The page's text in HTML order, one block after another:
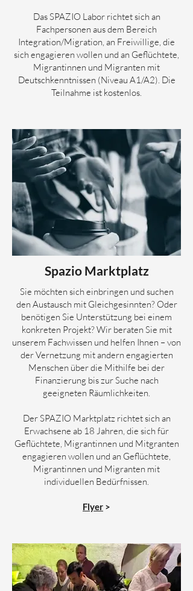
Das SPAZIO Labor richtet sich an
Fachpersonen aus dem Bereich
Integration/Migration, an Freiwillige, die
sich engagieren wollen und an Geflüchtete,
Migrantinnen und Migranten mit
Deutschkenntnissen (Niveau A1/A2). Die
Teilnahme ist kostenlos.
Spazio Marktplatz
Sie möchten sich einbringen und suchen
den Austausch mit Gleichgesinnten? Oder
benötigen Sie Unterstützung bei einem
konkreten Projekt? Wir beraten Sie mit
unserem Fachwissen und helfen Ihnen – von
der Vernetzung mit andern engagierten
Menschen über die Mithilfe bei der
Finanzierung bis zur Suche nach
geeigneten Räumlichkeiten.
Der SPAZIO Marktplatz richtet sich an
Erwachsene ab 18 Jahren, die sich für
Geflüchtete, Migrantinnen und Mitgranten
engagieren wollen und an Geflüchtete,
Migrantinnen und Migranten mit
individuellen Bedürfnissen.
Flyer >